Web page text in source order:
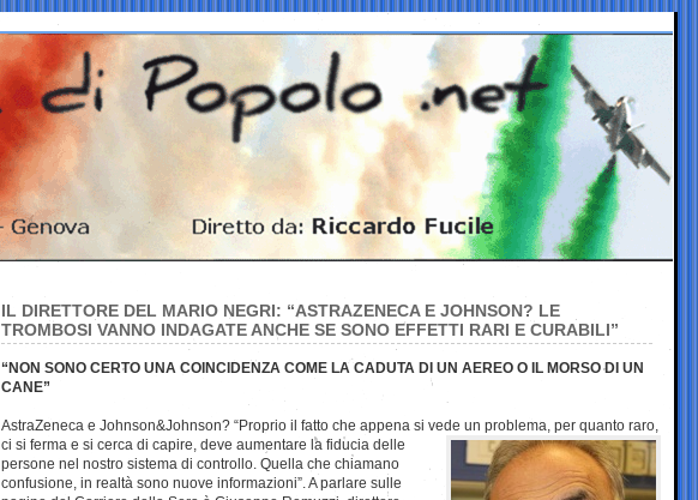
IL DIRETTORE DEL MARIO NEGRI: “ASTRAZENECA E JOHNSON? LE
TROMBOSI VANNO INDAGATE ANCHE SE SONO EFFETTI RARI E CURABILI”
“NON SONO CERTO UNA COINCIDENZA COME LA CADUTA DI UN AEREO O IL MORSO DI UN
CANE”
AstraZeneca e Johnson&Johnson? “Proprio il fatto che appena si vede un problema, per quanto raro,
ci si ferma e si cerca di capire, deve aumentare la fiducia delle
persone nel nostro sistema di controllo. Quella che chiamano
confusione, in realtà sono nuove informazioni”. A parlare sulle